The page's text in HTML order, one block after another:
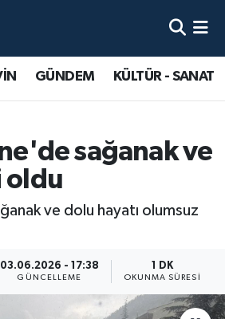
GÜNDEM KÜLTÜR - SANAT
sağanak ve
oldu
ve dolu hayatı olumsuz
03.06.2026 - 17:38
GÜNCELLEME
1 DK
OKUNMA SÜRESI